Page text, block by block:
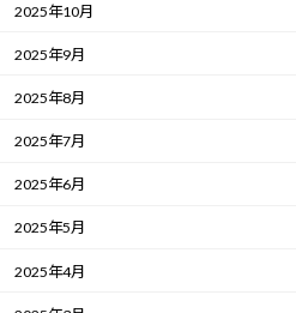
2025年10月
2025年9月
2025年8月
2025年7月
2025年6月
2025年5月
2025年4月